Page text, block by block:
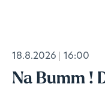
18.8.2026 16:00
Na Bumm !